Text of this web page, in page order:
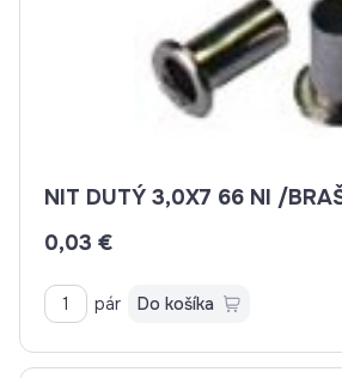
NIT DUTÝ
0,03 €
pár Do košíka